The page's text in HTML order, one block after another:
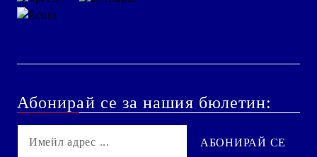
Абонирай се за нашия бюлетин: